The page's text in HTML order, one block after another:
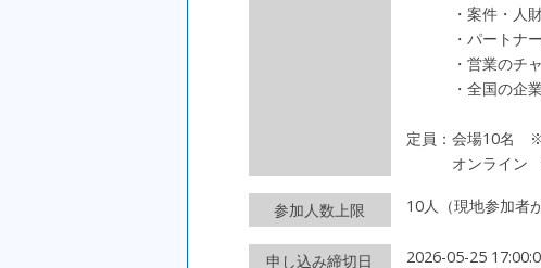
・案件・人財
・パートナー
・営業のチャ
・全国の企業
定員：会場10名 ※
オンライン
参加人数上限 10人（現地参加者
申し込み締切日 2026-05-25